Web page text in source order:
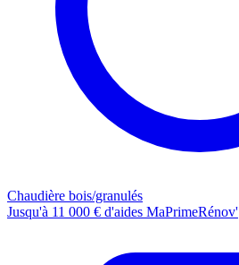
Chaudière bois/granulés
Jusqu'à 11 000 € d'aides MaPrimeRénov'